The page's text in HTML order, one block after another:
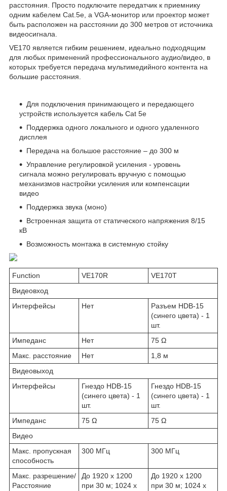
расстояния. Просто подключите передатчик к приемнику
одним кабелем Cat.5e, а VGA-монитор или проектор может
быть расположен на расстоянии до 300 метров от источника
видеосигнала.
VE170 является гибким решением, идеально подходящим
для любых применений профессионального аудио/видео, в
которых требуется передача мультимедийного контента на
большие расстояния.
Для подключения принимающего и передающего
устройств используется кабель Cat 5e
Поддержка одного локального и одного удаленного
дисплея
Передача на большое расстояние – до 300 м
Управление регулировкой усиления - уровень
сигнала можно регулировать вручную с помощью
механизмов настройки усиления или компенсации
видео
Поддержка звука (моно)
Встроенная защита от статического напряжения 8/15
кВ
Возможность монтажа в системную стойку
Function VE170R
VE170T
Видеовход
Интерфейсы
Нет
Разъем HDB-15
(синего цвета) - 1
шт.
Импеданс
Нет
75 Ω
Макс. расстояние
Нет
1,8 м
Видеовыход
Интерфейсы
Гнездо HDB-15
(синего цвета) - 1
шт.
Гнездо HDB-15
(синего цвета) - 1
шт.
Импеданс
75 Ω
75 Ω
Видео
Макс. пропускная
способность
300 MГц 300 MГц
Макс. разрешение/
Расстояние
До 1920 x 1200
при 30 м; 1024 x
До 1920 x 1200
при 30 м; 1024 x